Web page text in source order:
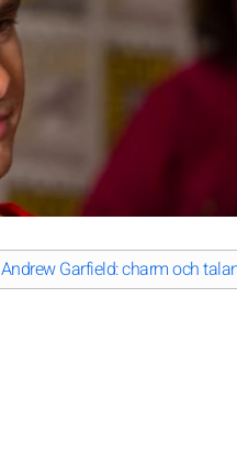
Andrew Garfield: charm och